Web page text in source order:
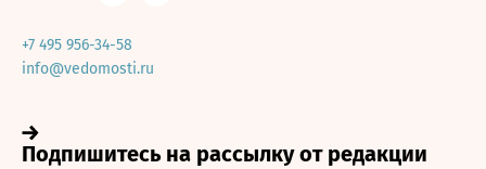
+7 495 956-34-58
info@vedomosti.ru